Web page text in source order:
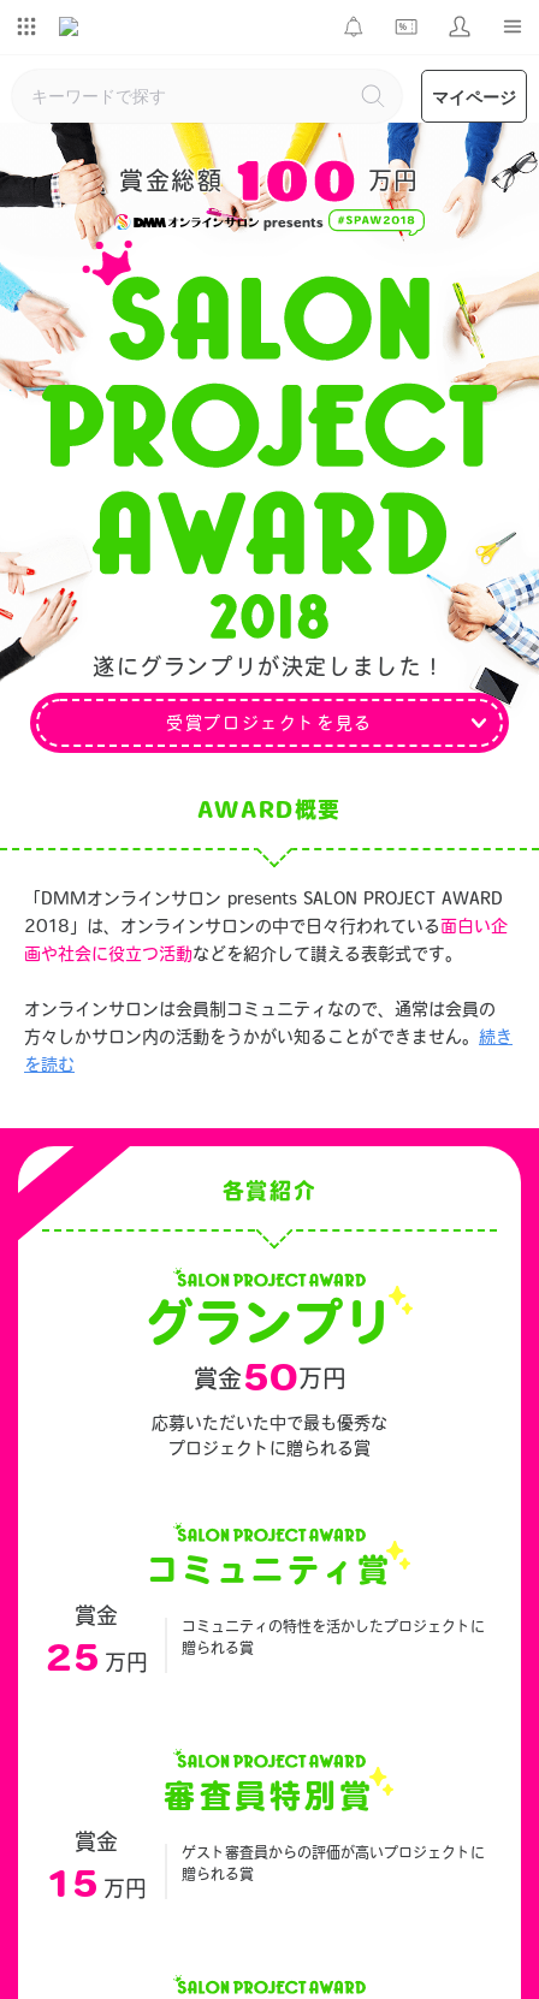
マイページ
賞金総額 万円
presents
遂にグランプリが決定しました！
受賞プロジェクトを見る
AWARD概要
「DMMオンラインサロン presents SALON PROJECT AWARD
2018」は、オンラインサロンの中で日々行われている 面白い企
画や社会に役立つ活動などを紹介して讃える表彰式です。
オンラインサロンは会員制コミュニティなので、通常は会員の
方々しかサロン内の活動をうかがい知ることができません。 続き
を読む
各賞紹介
グランプリ
賞金 50万円
応募いただいた中で最も優秀な
プロジェクトに贈られる賞
コミュニティ賞
賞金
25 万円
コミュニティの特性を活かしたプロジェクトに
贈られる賞
審査員特別賞
賞金
15 万円
ゲスト審査員からの評価が高いプロジェクトに
贈られる賞